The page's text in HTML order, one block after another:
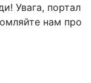
Увага, портал
нам про